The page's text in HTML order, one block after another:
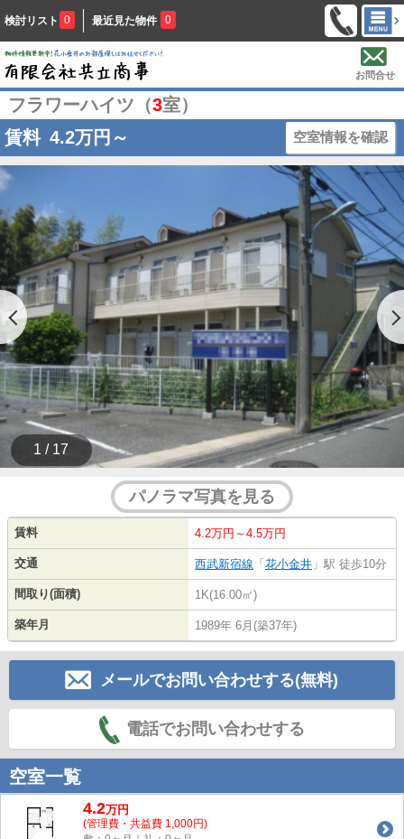
検討リスト 0 最近見た物件 0
お問合せ
フラワーハイツ（3室）
賃料 4.2万円～ 空室情報を確認
1 / 17
パノラマ写真を見る
賃料 4.2万円～4.5万円
交通 西武新宿線 「 花小金井 」駅 徒歩10分
間取り(面積) 1K(16.00㎡)
築年月 1989年 6月(築37年)
メールでお問い合わせする(無料)
電話でお問い合わせする
空室一覧
4.2万円
(管理費・共益費 1,000円)